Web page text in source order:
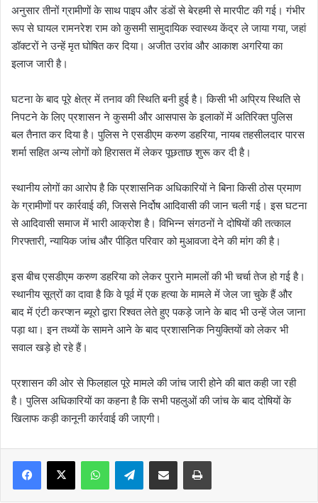
अनुसार तीनों ग्रामीणों के साथ पाइप और डंडों से बेरहमी से मारपीट की गई। गंभीर
रूप से घायल रामनरेश राम को कुसमी सामुदायिक स्वास्थ्य केंद्र ले जाया गया, जहां
डॉक्टरों ने उन्हें मृत घोषित कर दिया। अजीत उरांव और आकाश अगरिया का
इलाज जारी है।
घटना के बाद पूरे क्षेत्र में तनाव की स्थिति बनी हुई है। किसी भी अप्रिय स्थिति से
निपटने के लिए प्रशासन ने कुसमी और आसपास के इलाकों में अतिरिक्त पुलिस
बल तैनात कर दिया है। पुलिस ने एसडीएम करुण डहरिया, नायब तहसीलदार पारस
शर्मा सहित अन्य लोगों को हिरासत में लेकर पूछताछ शुरू कर दी है।
स्थानीय लोगों का आरोप है कि प्रशासनिक अधिकारियों ने बिना किसी ठोस प्रमाण
के ग्रामीणों पर कार्रवाई की, जिससे निर्दोष आदिवासी की जान चली गई। इस घटना
से आदिवासी समाज में भारी आक्रोश है। विभिन्न संगठनों ने दोषियों की तत्काल
गिरफ्तारी, न्यायिक जांच और पीड़ित परिवार को मुआवजा देने की मांग की है।
इस बीच एसडीएम करुण डहरिया को लेकर पुराने मामलों की भी चर्चा तेज हो गई है।
स्थानीय सूत्रों का दावा है कि वे पूर्व में एक हत्या के मामले में जेल जा चुके हैं और
बाद में एंटी करप्शन ब्यूरो द्वारा रिश्वत लेते हुए पकड़े जाने के बाद भी उन्हें जेल जाना
पड़ा था। इन तथ्यों के सामने आने के बाद प्रशासनिक नियुक्तियों को लेकर भी
सवाल खड़े हो रहे हैं।
प्रशासन की ओर से फिलहाल पूरे मामले की जांच जारी होने की बात कही जा रही
है। पुलिस अधिकारियों का कहना है कि सभी पहलुओं की जांच के बाद दोषियों के
खिलाफ कड़ी कानूनी कार्रवाई की जाएगी।
Telegram